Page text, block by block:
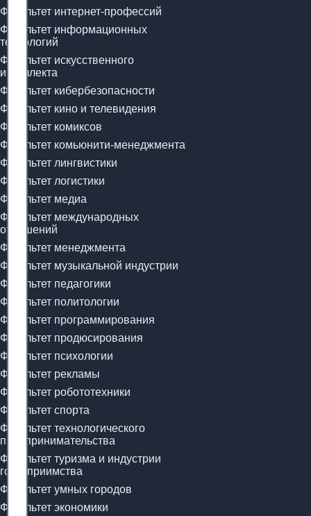
Факультет интернет-профессий
Факультет информационных
технологий
Факультет искусственного
интеллекта
Факультет кибербезопасности
Факультет кино и телевидения
Факультет комиксов
Факультет комьюнити-менеджмента
Факультет лингвистики
Факультет логистики
Факультет медиа
Факультет международных
отношений
Факультет менеджмента
Факультет музыкальной индустрии
Факультет педагогики
Факультет политологии
Факультет программирования
Факультет продюсирования
Факультет психологии
Факультет рекламы
Факультет робототехники
Факультет спорта
Факультет технологического
предпринимательства
Факультет туризма и индустрии
гостеприимства
Факультет умных городов
Факультет экономики